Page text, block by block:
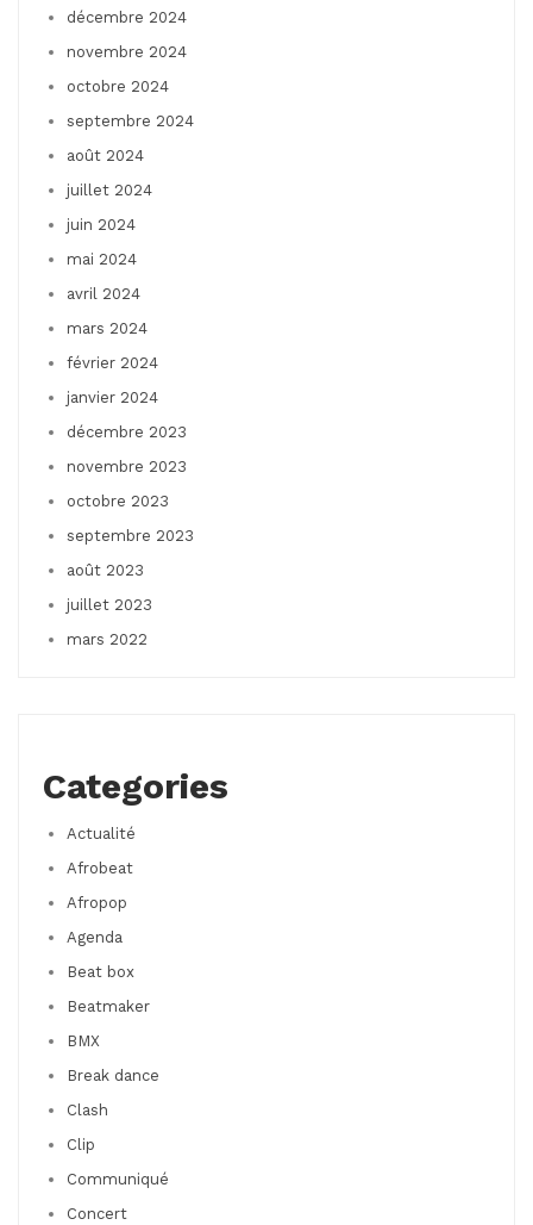
décembre 2024
novembre 2024
octobre 2024
septembre 2024
août 2024
juillet 2024
juin 2024
mai 2024
avril 2024
mars 2024
février 2024
janvier 2024
décembre 2023
novembre 2023
octobre 2023
septembre 2023
août 2023
juillet 2023
mars 2022
Categories
Actualité
Afrobeat
Afropop
Agenda
Beat box
Beatmaker
BMX
Break dance
Clash
Clip
Communiqué
Concert